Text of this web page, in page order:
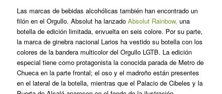
Las marcas de bebidas alcohólicas también han encontrado un
filón en el Orgullo. Absolut ha lanzado Absolut Rainbow, una
botella de edición limitada, envuelta en seis colore. Por su parte,
la marca de ginebra nacional Larios ha vestido su botella con los
colores de la bandera multicolor del Orgullo LGTB. La edición
especial tiene como protagonista la conocida parada de Metro de
Chueca en la parte frontal; el oso y el madroño están presentes
en el lateral de la botella, mientras que el Palacio de Cibeles y la